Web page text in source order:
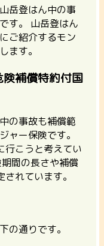
岳登はん中の事
です。 山岳登はん
ご紹介するモン
ます。
補償特約付国
の事故も補償範
ャー保険です。
行こうと考えてい
間の長さや補償
れています。
の通りです。